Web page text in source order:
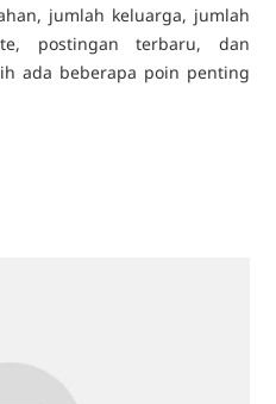
jumlah keluarga, jumlah
postingan terbaru, dan
ada beberapa poin penting